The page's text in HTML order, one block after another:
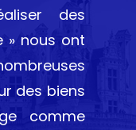
des
» nous ont
des biens
comme